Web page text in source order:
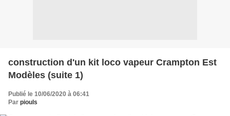
construction d'un kit loco vapeur Crampton Est
Modèles (suite 1)
Publié le 10/06/2020 à 06:41
Par piouls